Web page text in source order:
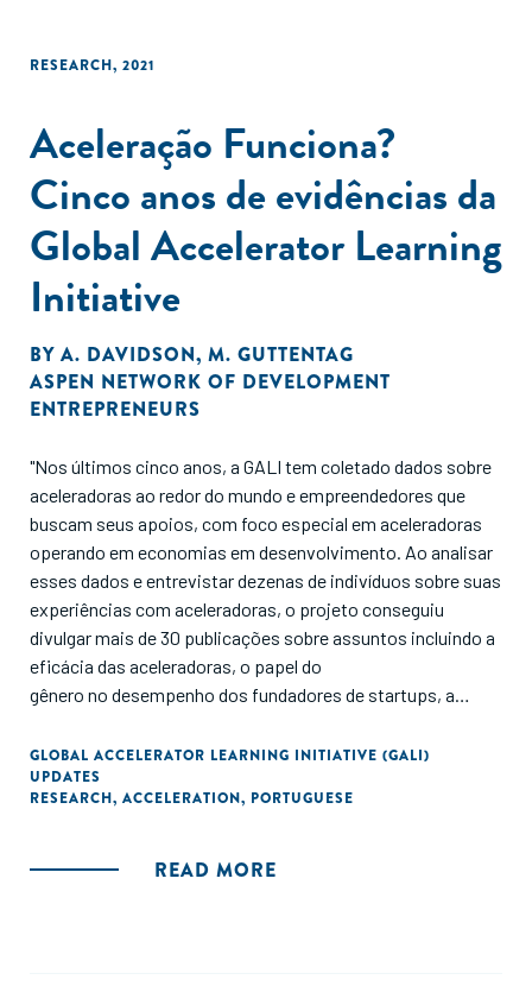
RESEARCH, 2021
Aceleração Funciona?
Cinco anos de evidências da
Global Accelerator Learning
Initiative
BY A. DAVIDSON, M. GUTTENTAG
ASPEN NETWORK OF DEVELOPMENT
ENTREPRENEURS
"Nos últimos cinco anos, a GALI tem coletado dados sobre
aceleradoras ao redor do mundo e empreendedores que
buscam seus apoios, com foco especial em aceleradoras
operando em economias em desenvolvimento. Ao analisar
esses dados e entrevistar dezenas de indivíduos sobre suas
experiências com aceleradoras, o projeto conseguiu
divulgar mais de 30 publicações sobre assuntos incluindo a
eficácia das aceleradoras, o papel do
gênero no desempenho dos fundadores de startups, a
de aceleradoras, entre outros. Esse relatório serve como
uma síntese das descobertas mais importantes dessa
pesquisa, com contribuições práticas para gestores dos
investidores e outros stakeholders que apoiam e estão
GLOBAL ACCELERATOR LEARNING INITIATIVE (GALI)
UPDATES
RESEARCH, ACCELERATION, PORTUGUESE
READ MORE